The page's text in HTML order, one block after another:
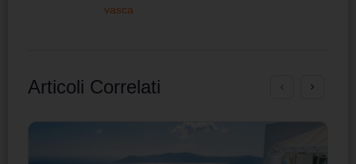
vasca
Articoli Correlati